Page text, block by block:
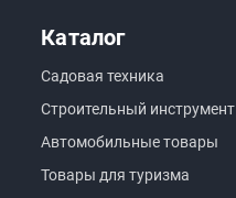
Каталог
Садовая техника
Строительный инструмент
Автомобильные товары
Товары для туризма